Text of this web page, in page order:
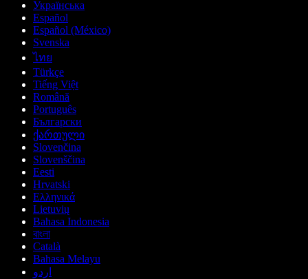
Українська
Español
Español (México)
Svenska
ไทย
Türkçe
Tiếng Việt
Română
Português
Български
ქართული
Slovenčina
Slovenščina
Eesti
Hrvatski
Ελληνικά
Lietuvių
Bahasa Indonesia
বাংলা
Català
Bahasa Melayu
اردو